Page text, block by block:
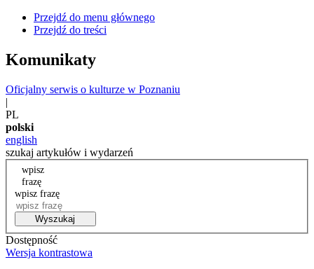
Przejdź do menu głównego
Przejdź do treści
Komunikaty
Oficjalny serwis o kulturze w Poznaniu
|
PL
polski
english
szukaj artykułów i wydarzeń
wpisz
frazę
wpisz frazę
Wyszukaj
Dostępność
Wersja kontrastowa